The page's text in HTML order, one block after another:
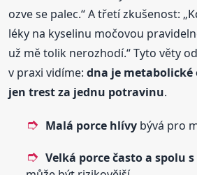
ozve se palec.“ A třetí zkušenost:
léky na kyselinu močovou
už mě tolik nerozhodí.“ Tyto věty
v praxi vidíme:dna je
jen trest za jednu potravinu.
Malá porce hlívy bývá pro
Velká porce často a spolu